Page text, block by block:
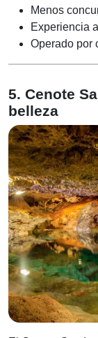
Menos
Experiencia
Operado por
5. Cenote
belleza